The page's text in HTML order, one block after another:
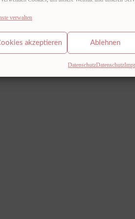
verwalten
akzeptieren Ablehnen
DatenschutzDatenschutz